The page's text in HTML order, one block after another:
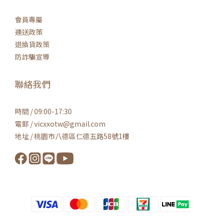
會員專屬
運送政策
退換貨政策
防詐騙宣導
聯絡我們
時間 / 09:00-17:30
電郵 / vicxxotw@gmail.com
地址 / 桃園市八德區仁德五路58號1樓